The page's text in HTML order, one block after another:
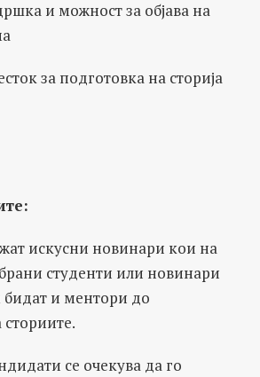
и можност за објава на
за подготовка на сторија
искусни новинари кои на
студенти или новинари
и ментори до
се очекува да го